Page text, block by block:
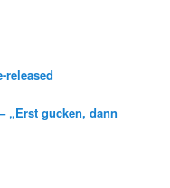
released
„Erst gucken, dann